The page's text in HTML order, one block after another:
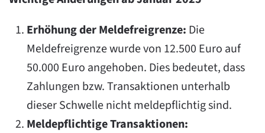
Erhöhung der Meldefreigrenze: Die
Meldefreigrenze wurde von 12.500 Euro auf
50.000 Euro angehoben. Dies bedeutet, dass
Zahlungen bzw. Transaktionen unterhalb
dieser Schwelle nicht meldepflichtig sind.
Meldepflichtige Transaktionen: